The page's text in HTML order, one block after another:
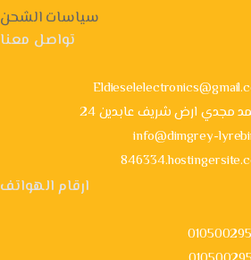
سياسات الشحن
تواصل معنا
مجدي ارض شريف عابدين
info@dimgrey-
ارقام الهواتف